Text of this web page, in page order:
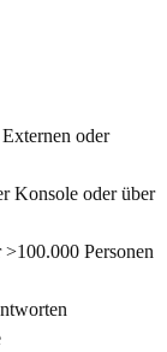
oder
Konsole oder über
>100.000 Personen